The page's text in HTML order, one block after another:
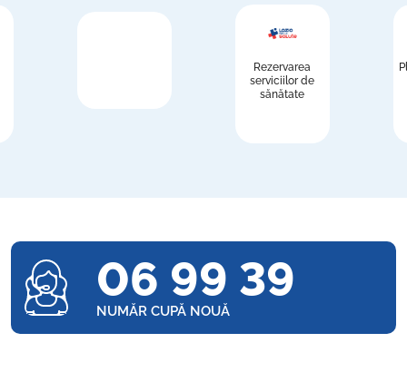
Rezervarea
serviciilor de
sănătate
06 99 39
NUMĂR CUPĂ NOUĂ